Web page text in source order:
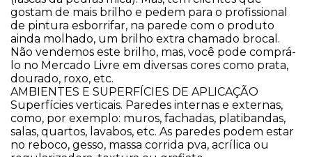
gostam de mais brilho e pedem para o profissional
de pintura esborrifar, na parede com o produto
ainda molhado, um brilho extra chamado brocal.
Não vendemos este brilho, mas, você pode comprá-
lo no Mercado Livre em diversas cores como prata,
dourado, roxo, etc.
​AMBIENTES E SUPERFÍCIES DE APLICAÇÃO
Superfícies verticais. Paredes internas e externas,
como, por exemplo: muros, fachadas, platibandas,
salas, quartos, lavabos, etc. As paredes podem estar
no reboco, gesso, massa corrida pva, acrílica ou